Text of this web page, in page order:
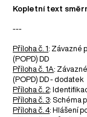
Kopletní text
---
Příloha č. 1: Závazné
(POPD) DD
Příloha č. 1A:
(POPD) DD - dodatek
Příloha č. 2:
Příloha č. 3: Schéma
Příloha č. 4: Hlášení